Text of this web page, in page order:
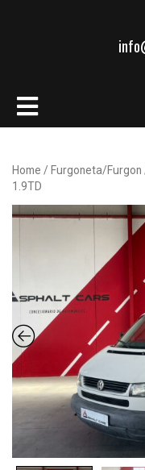
Open
Button
Home / Furgoneta/Furgon
1.9TD